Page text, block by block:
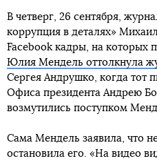
В четверг, 26 сентября,
коррупция в деталях»
Facebook кадры, на которых
Юлия Мендель оттолкнула
Сергея Андрушко, когда тот
Офиса президента Андрею
возмутились поступком
Сама Мендель заявила, что
остановила его. «На видео